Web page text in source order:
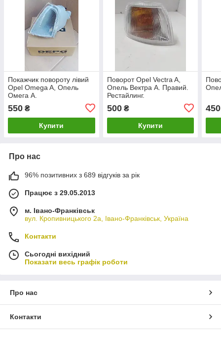
Покажчик повороту лівий
Opel Omega A, Опель
Омега А.
550 ₴
Купити
Поворот Opel Vectra A,
Опель Вектра А. Правий.
Рестайлинг.
500₴
Купити
450
Про нас
96% позитивних з 689 відгуків за рік
Працює з 29.05.2013
м. Івано-Франківськ
вул. Кропивницького 2а, Івано-Франківськ, Україна
Контакти
Сьогодні вихідний
Показати весь графік роботи
Про нас
Контакти